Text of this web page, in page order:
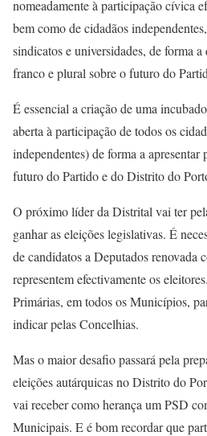
nomeadamente à participação cívica
bem como de cidadãos
sindicatos e universidades, de forma
franco e plural sobre o futuro do
É essencial a criação de uma
aberta à participação de todos os
independentes) de forma a apresentar
futuro do Partido e do Distrito do
O próximo líder da Distrital vai ter
ganhar as eleições legislativas. É
de candidatos a Deputados renovada
representem efectivamente os
Primárias, em todos os Municípios,
indicar pelas Concelhias.
Mas o maior desafio passará pela
eleições autárquicas no Distrito do
vai receber como herança um PSD
Municipais. E é bom recordar que